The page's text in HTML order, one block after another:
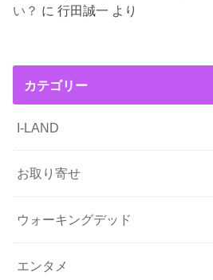
い？ に行田誠一 より
カテゴリー
I-LAND
お取り寄せ
ウォーキングデッド
エンタメ